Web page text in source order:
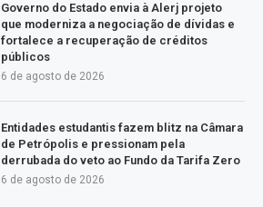
Governo do Estado envia à Alerj projeto
que moderniza a negociação de dívidas e
fortalece a recuperação de créditos
públicos
6 de agosto de 2026
Entidades estudantis fazem blitz na Câmara
de Petrópolis e pressionam pela
derrubada do veto ao Fundo da Tarifa Zero
6 de agosto de 2026